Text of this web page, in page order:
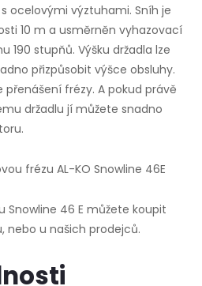
ocelovými výztuhami. Sníh je
10 m a usměrněn vyhazovací
190 stupňů. Výšku držadla lze
přizpůsobit výšce obsluhy.
frézy. A pokud právě
držadlu jí můžete snadno
frézu AL-KO Snowline 46E
Snowline 46 E můžete koupit
nebo u našich prodejců.